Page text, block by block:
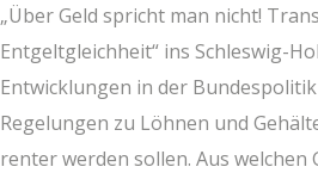
„Über Geld spricht man nicht!
Ent­gelt­gleich­heit“ ins Schles­wig-
Ent­wick­lun­gen in der
Rege­lun­gen zu Löh­nen und
ren­ter wer­den sol­len. Aus wel­chen